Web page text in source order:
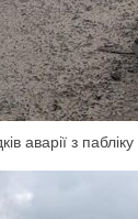
аварії з пабліку